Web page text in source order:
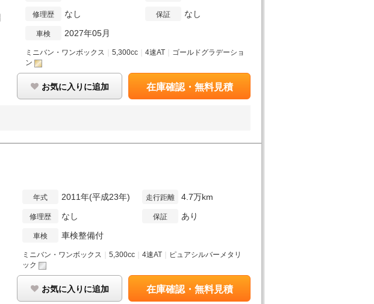
修理歴 なし
車検 2027年05月
保証 なし
ミニバン・ワンボックス ｜5,300cc ｜4速AT
ゴールドグラデーショ
ン
お気に入りに追加 在庫確認・無料見積
年式 2011年(平成23年)
修理歴 なし
車検 車検整備付
走行距離 4.7万km
保証 あり
ミニバン・ワンボックス ｜5,300cc ｜4速AT
ピュアシルバーメタリ
ック
お気に入りに追加 在庫確認・無料見積